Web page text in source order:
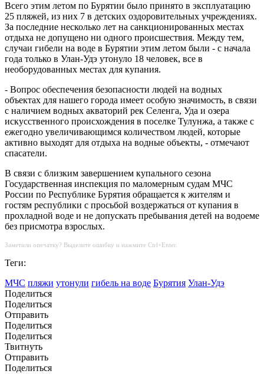
Всего этим летом по Бурятии было принято в эксплуатацию
25 пляжей, из них 7 в детских оздоровительных учреждениях.
За последние несколько лет на санкционированных местах
отдыха не допущено ни одного происшествия. Между тем,
случаи гибели на воде в Бурятии этим летом были - с начала
года только в Улан-Удэ утонуло 18 человек, все в
необорудованных местах для купания.
- Вопрос обеспечения безопасности людей на водных
объектах для нашего города имеет особую значимость, в связи
с наличием водных акваторий рек Селенга, Уда и озера
искусственного происхождения в поселке Тулунжа, а также с
ежегодно увеличивающимся количеством людей, которые
активно выходят для отдыха на водные объекты, - отмечают
спасатели.
В связи с близким завершением купального сезона
Государственная инспекция по маломерным судам МЧС
России по Республике Бурятия обращается к жителям и
гостям республики с просьбой воздержаться от купания в
прохладной воде и не допускать пребывания детей на водоеме
без присмотра взрослых.
Заметили опечатку? Выделите ошибку и нажмите Ctrl+Enter.
Теги:
МЧС пляжи утонули гибель на воде Бурятия Улан-Удэ
Поделиться
Поделиться
Отправить
Поделиться
Поделиться
Твитнуть
Отправить
Поделиться